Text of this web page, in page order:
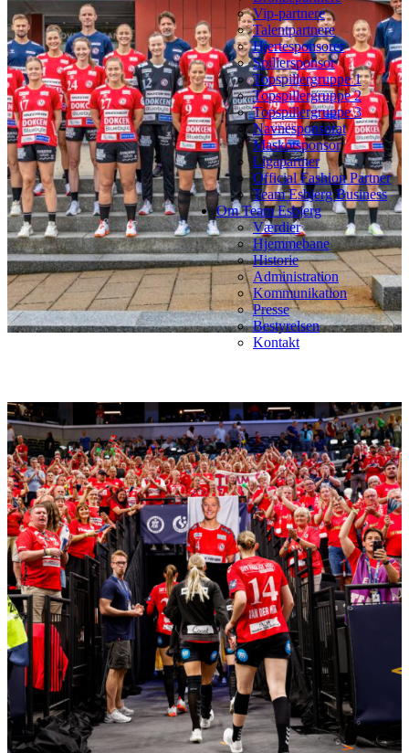
Vip-partnere
Talentpartnere
Hjertesponsorer
Spillersponsor
Topspillergruppe 1
Topspillergruppe 2
Topspillergruppe 3
Navnesponsorat
Maskotsponsor
Ligapartner
Official Fashion Partner
Team Esbjerg Business
Om Team Esbjerg
Værdier
Hjemmebane
Historie
Administration
Kommunikation
Presse
Bestyrelsen
Kontakt